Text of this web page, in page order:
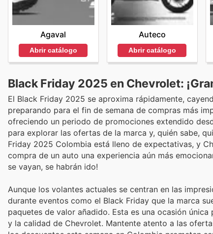
Agaval
Abrir catálogo
Auteco
Abrir catálogo
Black Friday 2025 en Chevrolet:
El Black Friday 2025 se aproxima rápidamente,
preparando para el fin de semana de compras más
ofreciendo un periodo de promociones extendido
para explorar las ofertas de la marca y, quién sabe,
Friday 2025 Colombia está lleno de expectativas, y
compra de un auto una experiencia aún más
se vayan, se habrán ido!
Aunque los volantes actuales se centran en las
durante eventos como el Black Friday que la marca
paquetes de valor añadido. Esta es una ocasión
y la calidad de Chevrolet. Mantente atento a las